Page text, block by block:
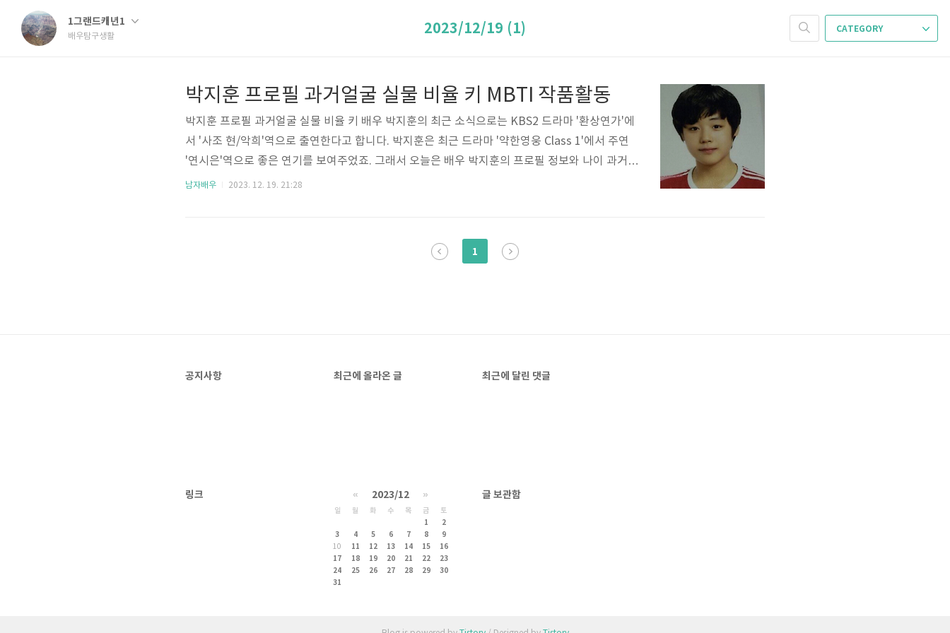
1그랜드캐년1
배우탐구생활
CATEGORY
2023/12/19 (1)
박지훈 프로필 과거얼굴 실물 비율 키 MBTI 작품활동
박지훈 프로필 과거얼굴 실물 비율 키 배우 박지훈의 최근 소식으로는 KBS2 드라마 '환상연가'에
서 '사조 현/악희'역으로 출연한다고 합니다. 박지훈은 최근 드라마 '약한영웅 Class 1'에서 주연
'연시은'역으로 좋은 연기를 보여주었죠. 그래서 오늘은 배우 박지훈의 프로필 정보와 나이 과거얼
굴 아역 배우 고향 학력 실물 비율 가족사항 인스타 작품활동 수상 MBTI 키 등 여러가지 이야기들
마산합포구 신체 - 키 173cm, 몸무게 61kg, 혈액형 AB형 가족 - 부모님, 형 학력 - 중앙대학교 예
남자배우 2023. 12. 19. 21:28
1
공지사항 최근에 올라온 글 최근에 달린 댓글
링크 « 2023/12 »
일 월 화 수 목 금
토
1
2
3
4 5 6 7 8
9
10
11 12 13 14 15
16
17
18 19 20 21 22
23
24
25 26 27 28 29
30
31
글 보관함